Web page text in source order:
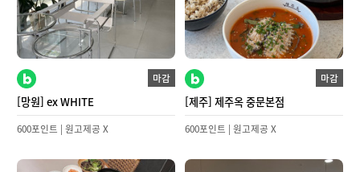
마감
[망원] ex WHITE
600포인트 | 원고제공 X
마감
[제주] 제주옥 중문본점
600포인트 | 원고제공 X